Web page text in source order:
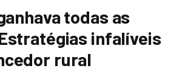
todas as
infalíveis
rural